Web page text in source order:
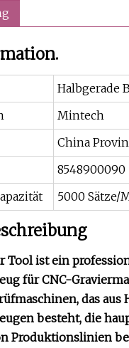
Halbgerade
Mintech
China
8548900090
5000 Sätze/
Tool ist ein
für CNC-
das aus
besteht, die
Produktionslinien